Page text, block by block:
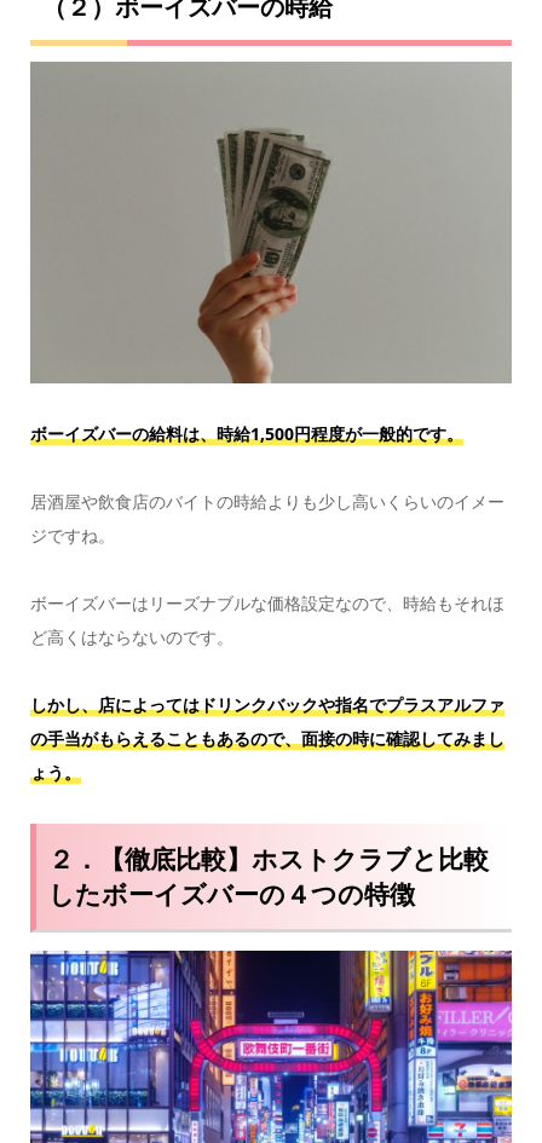
（２）ボーイズバーの時給
ボーイズバーの給料は、時給1,500円程度が一般的です。
居酒屋や飲食店のバイトの時給よりも少し高いくらいのイメー
ジですね。
ボーイズバーはリーズナブルな価格設定なので、時給もそれほ
ど高くはならないのです。
しかし、店によってはドリンクバックや指名でプラスアルファ
の手当がもらえることもあるので、面接の時に確認してみまし
ょう。
２．【徹底比較】ホストクラブと比較
したボーイズバーの４つの特徴